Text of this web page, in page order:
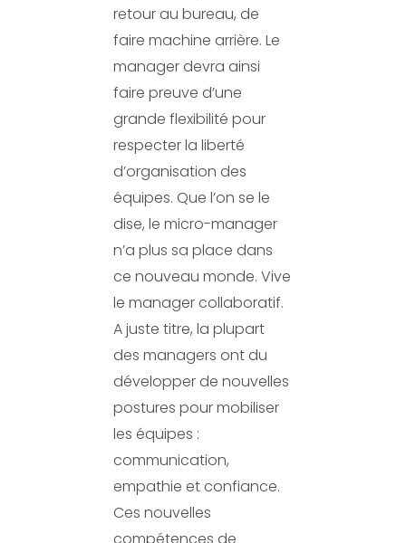
retour au bureau, de
faire machine arrière. Le
manager devra ainsi
faire preuve d’une
grande flexibilité pour
respecter la liberté
d’organisation des
équipes. Que l’on se le
dise, le micro-manager
n’a plus sa place dans
ce nouveau monde. Vive
le manager collaboratif.
A juste titre, la plupart
des managers ont du
développer de nouvelles
postures pour mobiliser
les équipes :
communication,
empathie et confiance.
Ces nouvelles